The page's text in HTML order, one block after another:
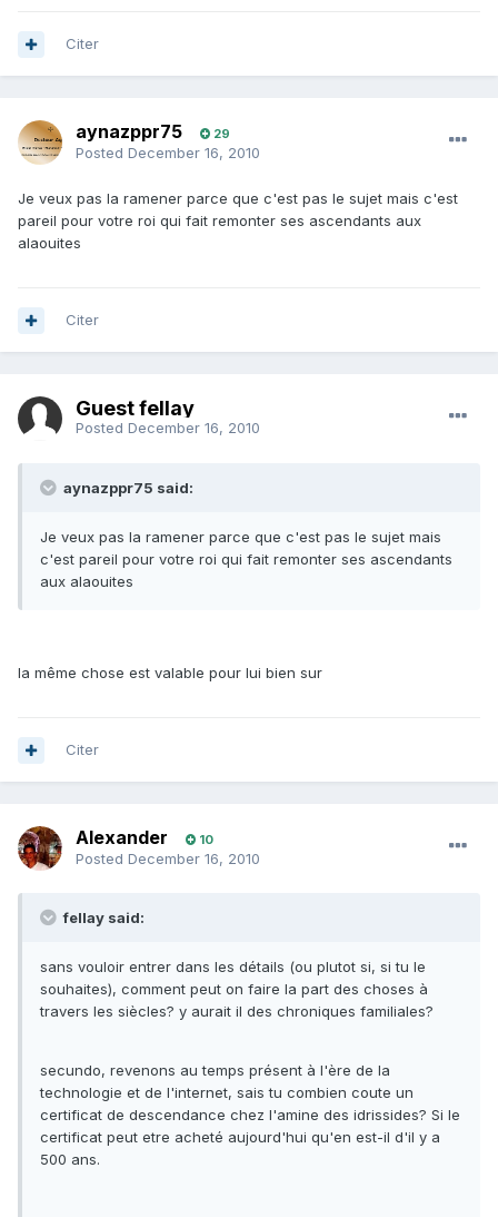
Citer
aynazppr75 29
Posted December 16, 2010
Je veux pas la ramener parce que c'est pas le sujet mais c'est
pareil pour votre roi qui fait remonter ses ascendants aux
alaouites
Citer
Guest fellay
Posted December 16, 2010
aynazppr75 said:
Je veux pas la ramener parce que c'est pas le sujet mais
c'est pareil pour votre roi qui fait remonter ses ascendants
aux alaouites
la même chose est valable pour lui bien sur
Citer
Alexander 10
Posted December 16, 2010
fellay said:
sans vouloir entrer dans les détails (ou plutot si, si tu le
souhaites), comment peut on faire la part des choses à
travers les siècles? y aurait il des chroniques familiales?
secundo, revenons au temps présent à l'ère de la
technologie et de l'internet, sais tu combien coute un
certificat de descendance chez l'amine des idrissides? Si le
certificat peut etre acheté aujourd'hui qu'en est-il d'il y a
500 ans.